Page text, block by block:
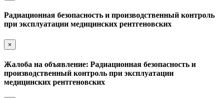
Радиационная безопасность и производственный контроль
при эксплуатации медицинских рентгеновских
×
Жалоба на объявление: Радиационная безопасность и
производственный контроль при эксплуатации
медицинских рентгеновских